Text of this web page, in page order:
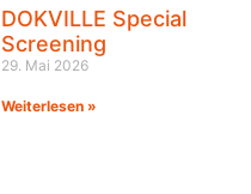
DOKVILLE Special
Screening
29. Mai 2026
Weiterlesen »